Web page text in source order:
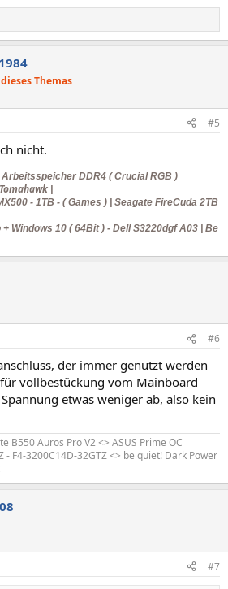
Themas
#5
nicht.
DDR4 ( Crucial RGB )
|
- 1TB - ( Games ) | Seagate FireCuda 2TB
Windows 10 ( 64Bit ) - Dell S3220dgf A03 | Be
#6
der immer genutzt werden
vollbestückung vom Mainboard
etwas weniger ab, also kein
B550 Auros Pro V2 <> ASUS Prime OC
- F4-3200C14D-32GTZ <> be quiet! Dark Power
#7